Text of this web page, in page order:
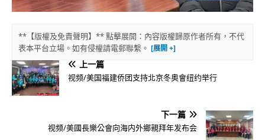
**【版權及免責聲明】** 點擊展開：內容版權歸原作者所有，不代
表本平台立場。如有侵權請電郵聯繫。
上一篇
视频/美国福建侨团支持北京冬奥會纽约举行
下一篇
视频/美國長樂公會向海内外鄉親拜年发布会